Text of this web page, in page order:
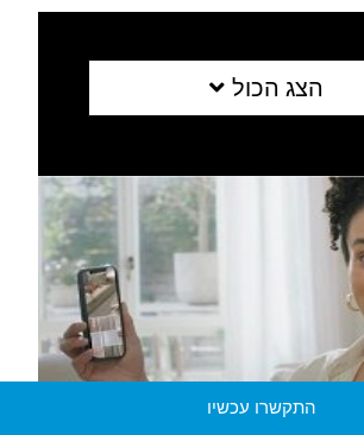
הצג הכול
התקשרו עכשיו